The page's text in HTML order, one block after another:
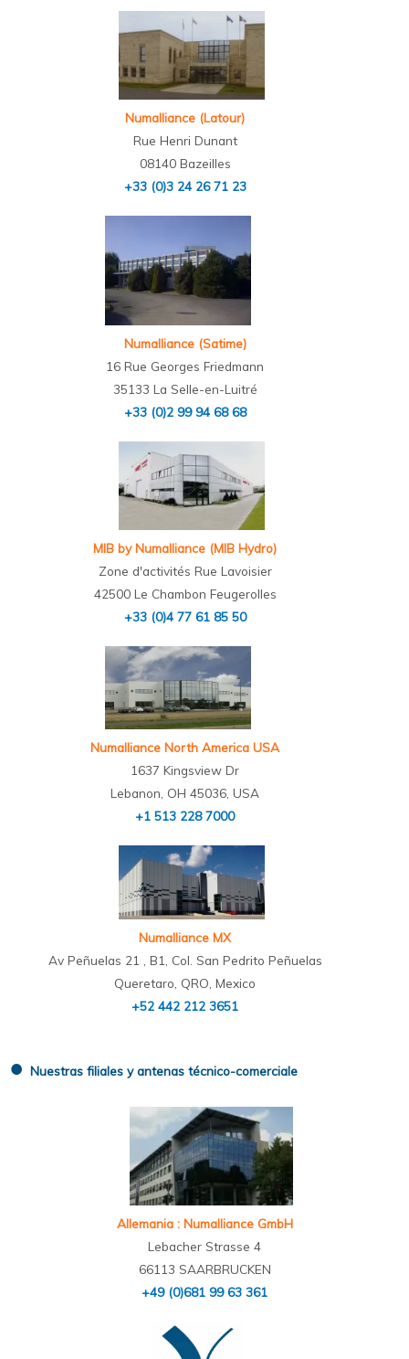
Numalliance (Latour)
Rue Henri Dunant
08140 Bazeilles
+33 (0)3 24 26 71 23
Numalliance (Satime)
16 Rue Georges Friedmann
35133 La Selle-en-Luitré
+33 (0)2 99 94 68 68
MIB by Numalliance (MIB Hydro)
Zone d'activités Rue Lavoisier
42500 Le Chambon Feugerolles
+33 (0)4 77 61 85 50
Numalliance North America USA
1637 Kingsview Dr
Lebanon, OH 45036, USA
+1 513 228 7000
Numalliance MX
Av Peñuelas 21 , B1, Col. San Pedrito Peñuelas
Queretaro, QRO, Mexico
+52 442 212 3651
● Nuestras filiales y antenas técnico-comerciale
Allemania : Numalliance GmbH
Lebacher Strasse 4
66113 SAARBRUCKEN
+49 (0)681 99 63 361